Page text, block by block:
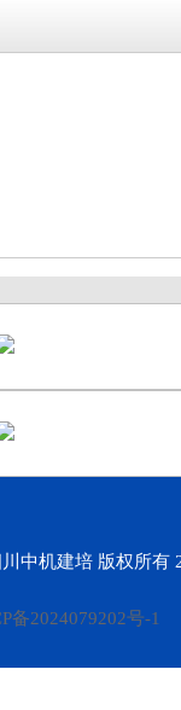
中机建培 版权所有
备2024079202号-1